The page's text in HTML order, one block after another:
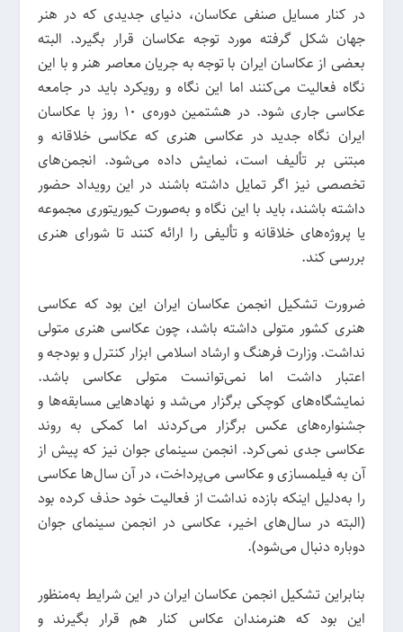
در کنار مسایل صنفی عکاسان، دنیای جدیدی که در هنر
جهان شکل گرفته مورد توجه عکاسان قرار بگیرد. البته
بعضی از عکاسان ایران با توجه به جریان معاصر هنر و با این
نگاه فعالیت می‌کنند اما این نگاه و رویکرد باید در جامعه
عکاسی جاری شود. در هشتمین دوره‌ی 10 روز با عکاسان
ایران نگاه جدید در عکاسی هنری که عکاسی خلاقانه و
مبتنی بر تألیف است، نمایش داده می‌شود. انجمن‌های
تخصصی نیز اگر تمایل داشته باشند در این رویداد حضور
داشته باشند، باید با این نگاه و به‌صورت کیوریتوری مجموعه
یا پروژه‌های خلاقانه و تألیفی را ارائه کنند تا شورای هنری
بررسی کند.
ضرورت تشکیل انجمن عکاسان ایران این بود که عکاسی
هنری کشور متولی داشته باشد، چون عکاسی هنری متولی
نداشت. وزارت فرهنگ و ارشاد اسلامی ابزار کنترل و بودجه و
اعتبار داشت اما نمی‌توانست متولی عکاسی باشد.
نمایشگاه‌های کوچکی برگزار می‌شد و نهادهایی مسابقه‌ها و
جشنواره‌های عکس برگزار می‌کردند اما کمکی به روند
عکاسی جدی نمی‌کرد. انجمن سینمای جوان نیز که پیش از
آن به فیلمسازی و عکاسی می‌پرداخت، در آن سال‌ها عکاسی
را به‌دلیل اینکه بازده نداشت از فعالیت خود حذف کرده بود
(البته در سال‌های اخیر، عکاسی در انجمن سینمای جوان
دوباره دنبال می‌شود).
بنابراین تشکیل انجمن عکاسان ایران در این شرایط به‌منظور
این بود که هنرمندان عکاس کنار هم قرار بگیرند و